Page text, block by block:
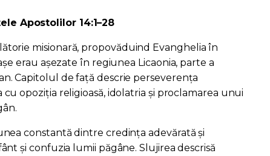
Apostolilor 14:1–28
misionară, propovăduind Evanghelia în
erau așezate în regiunea Licaonia, parte a
Capitolul de față descrie perseverența
opoziția religioasă, idolatria și proclamarea unui
constantă dintre credința adevărată și
și confuzia lumii păgâne. Slujirea descrisă